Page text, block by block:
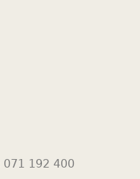
071 192 400